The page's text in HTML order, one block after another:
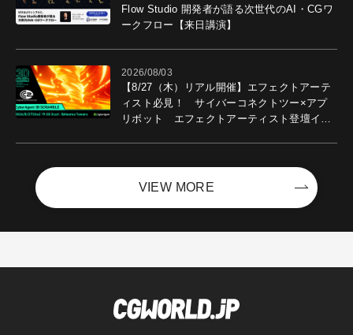
Flow Studio 開発者が語る次世代のAI・CGワ
ークフロー【来日講演】
2026/08/03
【8/27（木）リアル開催】エフェクトアーテ
ィスト必見！ サイバーコネクトツー×アプ
リボット エフェクトアーティスト登壇イベ
VIEW MORE